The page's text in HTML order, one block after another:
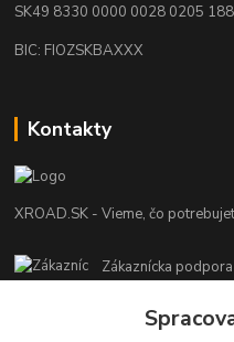
SK49 8330 0000 0028 0205
BIC: FIOZSKBAXXX
Kontakty
XROAD.SK - Vieme, čo
Zákaznícka
+421 948
Po-Pi (08:00-